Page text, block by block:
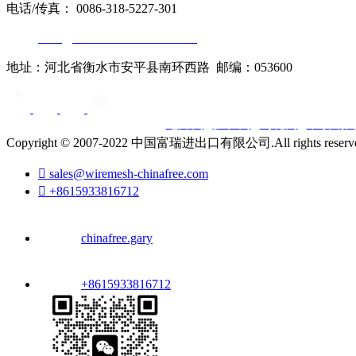
电话/传真： 0086-318-5227-301
地址：河北省衡水市安平县南环西路 邮编：053600
Copyright © 2007-2022 中国富瑞进出口有限公司.All rights
 sales@wiremesh-chinafree.com
 +8615933816712
chinafree.gary
+8615933816712